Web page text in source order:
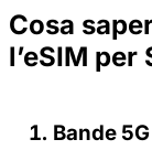
Cosa
l’eSIM per
Bande